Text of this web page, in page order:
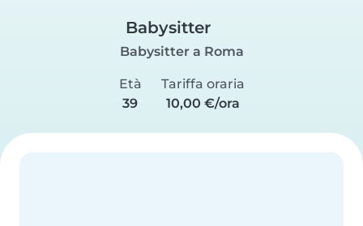
Babysitter
Babysitter a Roma
Età
39
Tariffa oraria
10,00 €/ora